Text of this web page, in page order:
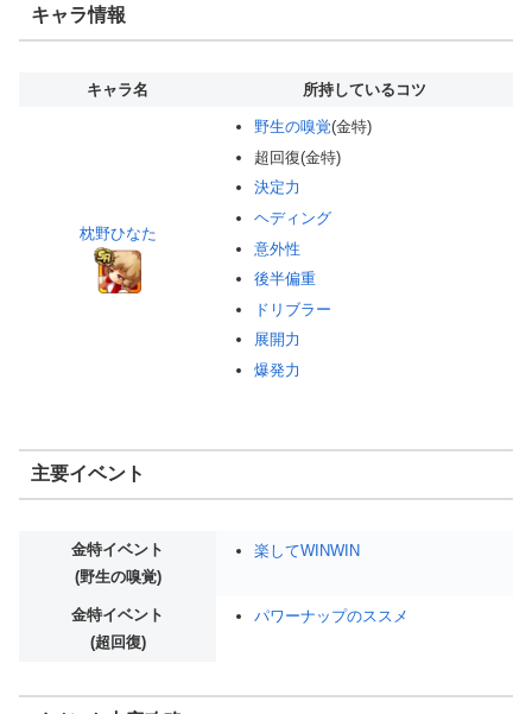
キャラ情報
キャラ名 所持しているコツ
枕野ひなた
野生の嗅覚(金特)
超回復(金特)
決定力
ヘディング
意外性
後半偏重
ドリブラー
展開力
爆発力
主要イベント
金特イベント
(野生の嗅覚)
楽してWINWIN
金特イベント
(超回復)
パワーナップのススメ